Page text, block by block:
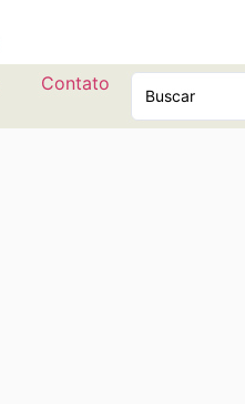
Contato